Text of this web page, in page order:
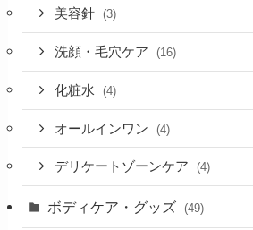
美容針 (3)
洗顔・毛穴ケア (16)
化粧水 (4)
オールインワン (4)
デリケートゾーンケア (4)
ボディケア・グッズ (49)